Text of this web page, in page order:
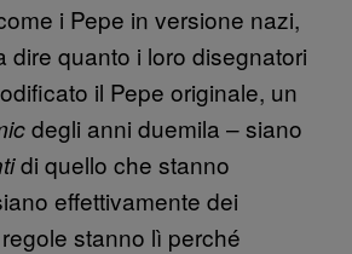
i Pepe in versione nazi,
dire quanto i loro disegnatori
il Pepe originale, un
degli anni duemila – siano
di quello che stanno
effettivamente dei
stanno lì perché